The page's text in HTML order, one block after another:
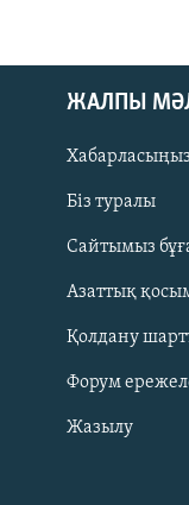
Русский
ЖАЗЫЛЫҢЫЗ
ЖАЛПЫ
Хабарласыңыз
Біз туралы
Сайтымыз
Азаттық
Қолдану
Форум
Жазылу